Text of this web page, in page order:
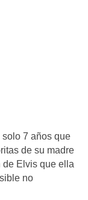
solo 7 años que
de su madre
de Elvis que ella
no